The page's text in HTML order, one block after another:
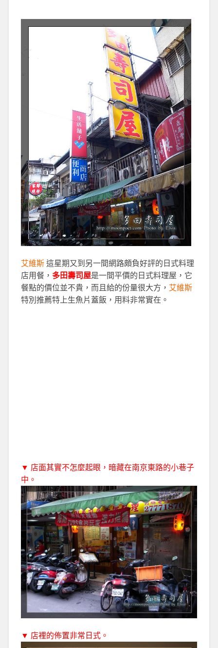
艾維斯這星期又到另一間網路頗負好評的日式料理
店用餐， 多田壽司屋是一間平價的日式料理屋，它
餐點的價位並不貴，而且給的份量很大方， 艾維斯
特別推薦特上生魚片蓋飯，用料非常實在。
▼ 店面其實不怎麼起眼，暗藏在南京東路的小巷子
中。
▼ 店裡的佈置非常日式。